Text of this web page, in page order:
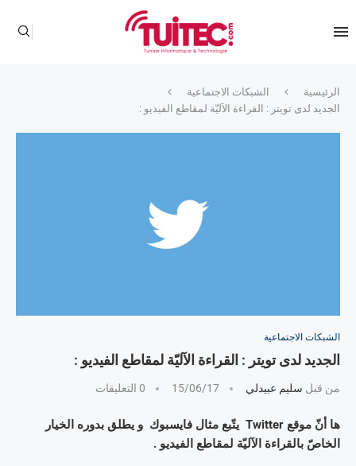
الرئيسية
الشبكات الاجتماعية
الجديد لدى تويتر : القراءة الآليّة لمقاطع الفيديو :
الشبكات الاجتماعية
الجديد لدى تويتر : القراءة الآليّة لمقاطع الفيديو :
من قبل سليم عبيدلي 15/06/17 0 التعليقات
ها أنّ موقع Twitter يتّبع مثال فايسبوك و يطلق بدوره الخيار
الخاصّ بالقراءة الآليّة لمقاطع الفيديو .